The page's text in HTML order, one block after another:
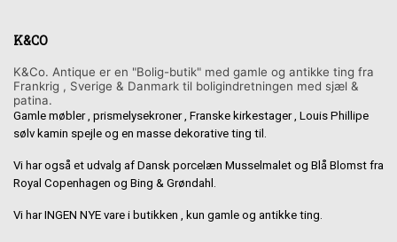
K&CO
K&Co. Antique er en "Bolig-butik" med gamle og antikke ting fra
Frankrig , Sverige & Danmark til boligindretningen med sjæl &
patina.
Gamle møbler , prismelysekroner , Franske kirkestager , Louis Phillipe
sølv kamin spejle og en masse dekorative ting til.
Vi har også et udvalg af Dansk porcelæn Musselmalet og Blå Blomst fra
Royal Copenhagen og Bing & Grøndahl.
Vi har INGEN NYE vare i butikken , kun gamle og antikke ting.